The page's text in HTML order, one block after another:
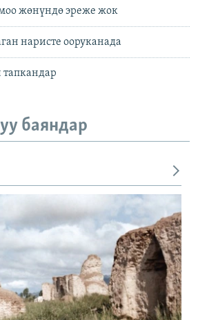
жөнүндө эреже жок
наристе ооруканада
баяндар